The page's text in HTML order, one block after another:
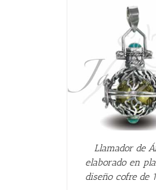
Llamador de
elaborado en
diseño cofre de